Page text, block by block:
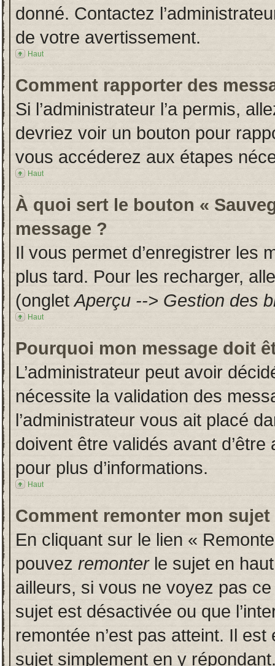
donné. Contactez
de votre avertissement.
Haut
Comment rapporter des
Si l’administrateur l’a permis,
devriez voir un bouton pour
vous accéderez aux étapes
Haut
À quoi sert le bouton «
message ?
Il vous permet d’enregistrer les
plus tard. Pour les recharger,
(ongletAperçu --> Gestion des
Haut
Pourquoi mon message doit
L’administrateur peut avoir
nécessite la validation des
l’administrateur vous ait placé
doivent être validés avant
pour plus d’informations.
Haut
Comment remonter mon sujet
En cliquant sur le lien «
pouvez remonterle sujet en
ailleurs, si vous ne voyez pas
sujet est désactivée ou que
remontée n’est pas atteint. Il
sujet simplement en y